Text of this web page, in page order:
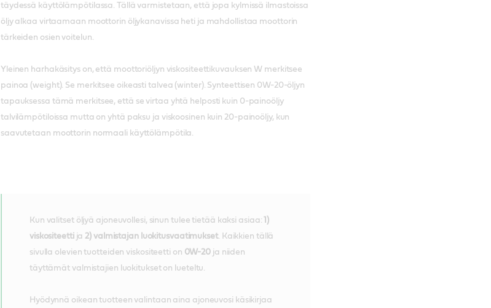
täydessä käyttölämpötilassa. Tällä varmistetaan, että jopa kylmissä ilmastoissa
öljy alkaa virtaamaan moottorin öljykanavissa heti ja mahdollistaa moottorin
tärkeiden osien voitelun.
Yleinen harhakäsitys on, että moottoriöljyn viskositeettikuvauksen W merkitsee
painoa (weight). Se merkitsee oikeasti talvea (winter). Synteettisen 0W-20-öljyn
tapauksessa tämä merkitsee, että se virtaa yhtä helposti kuin 0-painoöljy
talvilämpötiloissa mutta on yhtä paksu ja viskoosinen kuin 20-painoöljy, kun
saavutetaan moottorin normaali käyttölämpötila.
Kun valitset öljyä ajoneuvollesi, sinun tulee tietää kaksi asiaa: 1)
viskositeettija 2) valmistajan luokitusvaatimukset. Kaikkien tällä
sivulla olevien tuotteiden viskositeetti on 0W-20 ja niiden
täyttämät valmistajien luokitukset on lueteltu.
Hyödynnä oikean tuotteen valintaan aina ajoneuvosi käsikirjaa